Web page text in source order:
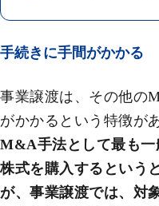
手続きに手間がかかる
事業譲渡は、その他の
がかかるという特徴が
M&A手法として最も一
株式を購入するという
が、事業譲渡では、対